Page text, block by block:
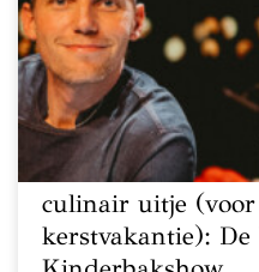
culinair uitje
kerstvakantie):